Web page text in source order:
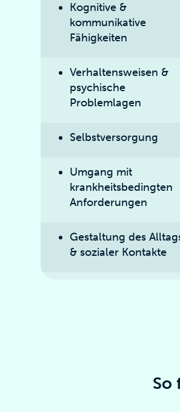
Kognitive &
kommunikative
Fähigkeiten
Verhaltensweisen &
psychische
Problemlagen
Selbstversorgung
Umgang mit
krankheitsbedingten
Anforderungen
Gestaltung des
& sozialer Kontakte
So